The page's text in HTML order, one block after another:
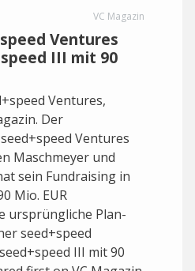
VC Magazin
Ventures
III mit 90
Ventures,
Der
Ventures
Maschmeyer und
sein Fundraising in
Mio. EUR
ursprüngliche Plan-
seed+speed
III mit 90